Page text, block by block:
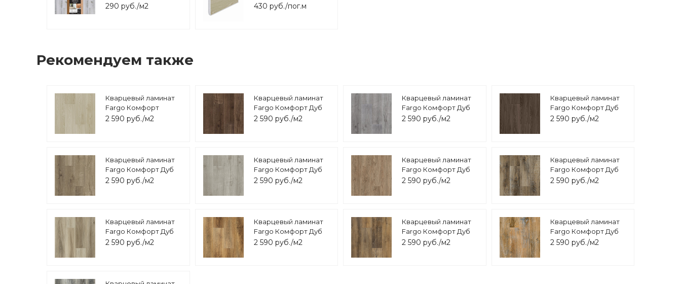
покрытий 1м*10м*1,5мм
290 руб./м2
Ясень Белый
430 руб./пог.м
Рекомендуем также
Кварцевый ламинат
Fargo Комфорт
Ясень Белый JC18001-
2 590 руб./м2
Кварцевый ламинат
Fargo Комфорт Дуб
Южная Ночь 81996-6
2 590 руб./м2
Кварцевый ламинат
Fargo Комфорт Дуб
Урбан 81996
2 590 руб./м2
Кварцевый ламинат
Fargo Комфорт Дуб
Старый JC18001-28
2 590 руб./м2
Кварцевый ламинат
Fargo Комфорт Дуб
Марракеш 81996-10
2 590 руб./м2
Кварцевый ламинат
Fargo Комфорт Дуб
Лондонский Туман
2 590 руб./м2
Кварцевый ламинат
Fargo Комфорт Дуб
Классик JC18002-1
2 590 руб./м2
Кварцевый ламинат
Fargo Комфорт Дуб
Дакота 366-1
2 590 руб./м2
Кварцевый ламинат
Fargo Комфорт Дуб
Мартовский VL 89015-
2 590 руб./м2
Кварцевый ламинат
Fargo Комфорт Дуб
Шервуд VL 88042-001
2 590 руб./м2
Кварцевый ламинат
Fargo Комфорт Дуб
Медовый VL 88041-
2 590 руб./м2
Кварцевый ламинат
Fargo Комфорт Дуб
Карамельный 366-2B
2 590 руб./м2